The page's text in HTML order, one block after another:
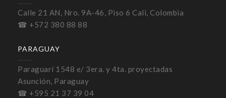
Calle 21 AN, Nro. 9A-46, Piso 6 Cali, Colombia
☎ +572 380 88 88
PARAGUAY
Paraguarí 1548 e/ 3era. y 4ta. proyectadas
Asunción, Paraguay
☎ +595 21 37 39 04